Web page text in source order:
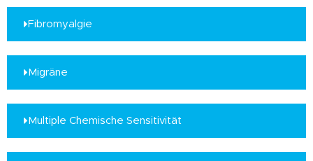
Fibromyalgie
Migräne
Multiple Chemische Sensitivität